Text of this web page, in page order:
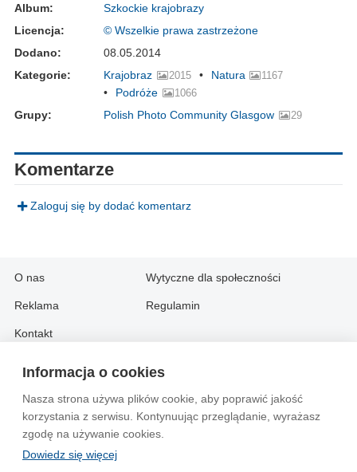
Informacja o cookies
Nasza strona używa plików cookie, aby poprawić jakość
korzystania z serwisu. Kontynuując przeglądanie, wyrażasz
zgodę na używanie cookies.
Dowiedz się więcej
Album:
Szkockie krajobrazy
Licencja:
© Wszelkie prawa zastrzeżone
Dodano:
08.05.2014
Kategorie:
Krajobraz 2015 Natura 1167
Podróże 1066
Grupy: Polish Photo Community Glasgow 29
Komentarze
Zaloguj się by dodać komentarz
O nas
Reklama
Kontakt
Wytyczne dla społeczności
Regulamin
Information in English:
About
Advertise
Contact